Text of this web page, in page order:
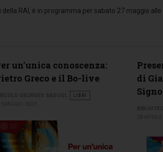
RAI, è in programma per sabato 27 maggio
un'unica conoscenza:
Greco e il Bo-live
LIBRI
di